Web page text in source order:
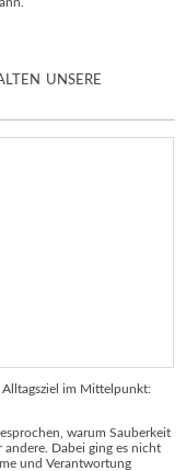
unsere
Alltagsziel im Mittelpunkt:
warum Sauberkeit
Dabei ging es nicht
und Verantwortung